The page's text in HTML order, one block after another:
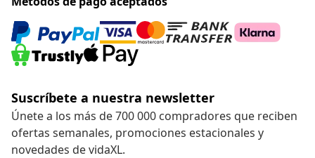
Suscríbete a nuestra newsletter
Únete a los más de 700 000 compradores que reciben
ofertas semanales, promociones estacionales y
novedades de vidaXL.